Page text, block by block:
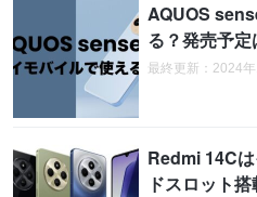
AQUOS
る？発売予定
最終更新：2024
Redmi 14C
ドスロット搭